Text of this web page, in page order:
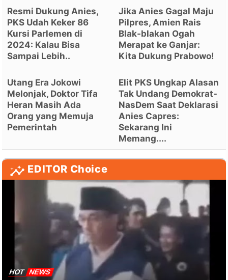
Resmi Dukung Anies,
PKS Udah Keker 86
Kursi Parlemen di
2024: Kalau Bisa
Sampai Lebih..
Jika Anies Gagal Maju
Pilpres, Amien Rais
Blak-blakan Ogah
Merapat ke Ganjar:
Kita Dukung Prabowo!
Utang Era Jokowi
Melonjak, Doktor Tifa
Heran Masih Ada
Orang yang Memuja
Pemerintah
Elit PKS Ungkap Alasan
Tak Undang Demokrat-
NasDem Saat Deklarasi
Anies Capres:
Sekarang Ini
Memang....
EDITOR Choice
HOT NEWS